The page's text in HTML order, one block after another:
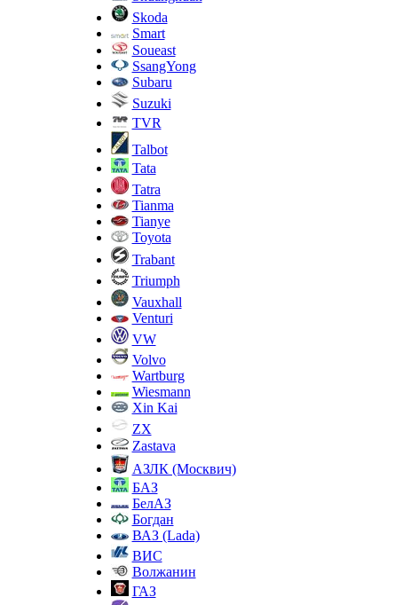
Skoda
Smart
Soueast
SsangYong
Subaru
Suzuki
TVR
Talbot
Tata
Tatra
Tianma
Tianye
Toyota
Trabant
Triumph
Vauxhall
Venturi
VW
Volvo
Wartburg
Wiesmann
Xin Kai
ZX
Zastava
АЗЛК (Москвич)
БАЗ
БелАЗ
Богдан
ВАЗ (Lada)
ВИС
Волжанин
ГАЗ